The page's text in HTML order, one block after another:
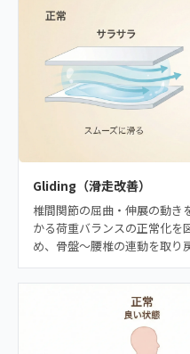
Gliding（滑走改善）
椎間関節の屈曲・伸展の動き
かる荷重バランスの正常化を
め、骨盤〜腰椎の連動を取り